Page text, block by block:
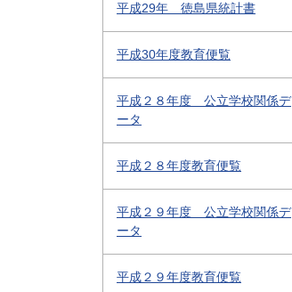
平成29年 徳島県統計書
平成30年度教育便覧
平成２８年度 公立学校関係デ
ータ
平成２８年度教育便覧
平成２９年度 公立学校関係デ
ータ
平成２９年度教育便覧